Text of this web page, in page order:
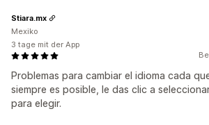
Problemas para cambiar el idioma cada
siempre es posible, le das clic a
para elegir.
Stiara.mx
Mexiko
3 tage mit der App